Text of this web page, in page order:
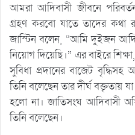
আমরা আদিবাসী জীবনে
গ্রহণ করবো যাতে তাদের কথা
জাস্টিন বলেন, “আমি দুইজন
নিয়োগ দিয়েছি।” এর বাইরে
সুবিধা প্রদানের বাজেট বৃদ্ধিসহ
তিনি বলেছেন তার দীর্ঘ বক্তৃতায়
হলো না। জাতিসংঘ আদিবাসী
তিনি বলেছেন।